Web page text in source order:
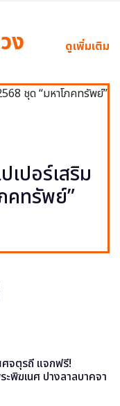
ง ดูเพิ่มเติม
เปอร์เสริม
คทรัพย์”
จตุรถี แจกฟรี!
ะพิฆเนศ ปางลาลบาคจา